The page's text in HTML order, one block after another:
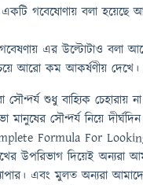
গবেষোণায় বলা হয়েছে
এর উল্টোটাও বলা
আরো কম আকর্ষণীয় দেখে।
সৌন্দর্য শুধু বাহ্যিক চেহারায়
মানুষের সৌন্দর্য নিয়ে
Formula For
উপরিভাগ দিয়েই অন্যরা
এবং মুলত অন্যরা